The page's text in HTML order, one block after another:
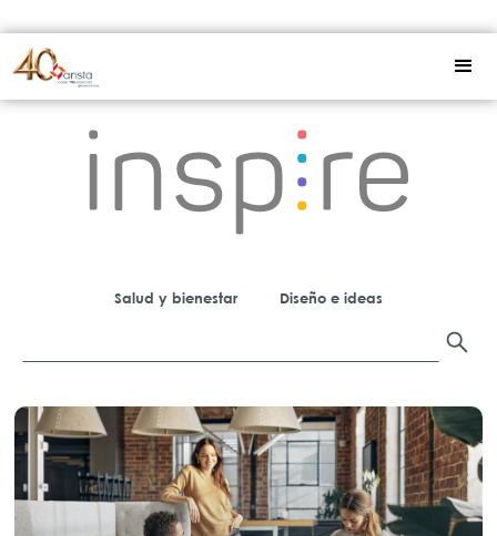
Salud y bienestar Diseño e ideas